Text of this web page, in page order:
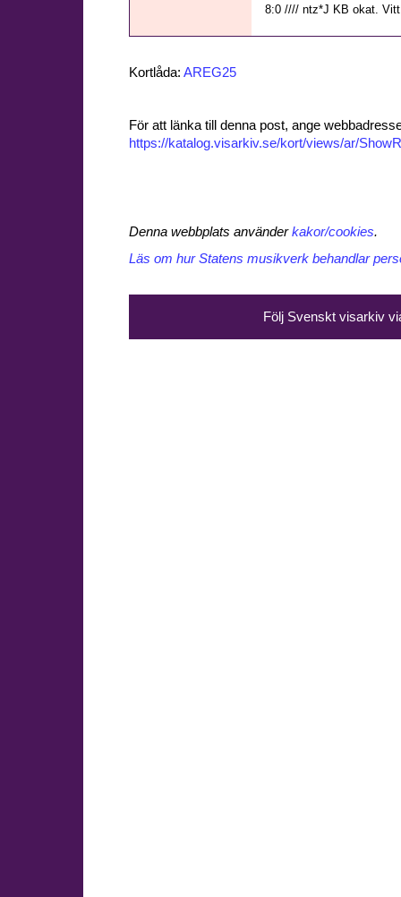
8:0 //// ntz*J KB okat.
Kortlåda: AREG25
För att länka till denna post, ange
https://katalog.visarkiv.se/kort/views/ar/
Denna webbplats använderkakor/cookies.
Läs om hur Statens musikverk behandlar
Följ Svenskt visarkiv